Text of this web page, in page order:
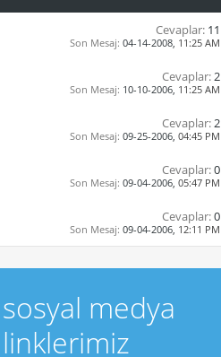
Cevaplar: 11
Son Mesaj: 04-14-2008, 11:25 AM
Cevaplar:2
Son Mesaj: 10-10-2006, 11:25 AM
Cevaplar:2
Son Mesaj: 09-25-2006, 04:45 PM
Cevaplar:0
Son Mesaj: 09-04-2006, 05:47 PM
Cevaplar:0
Son Mesaj: 09-04-2006, 12:11 PM
sosyal medya
linklerimiz